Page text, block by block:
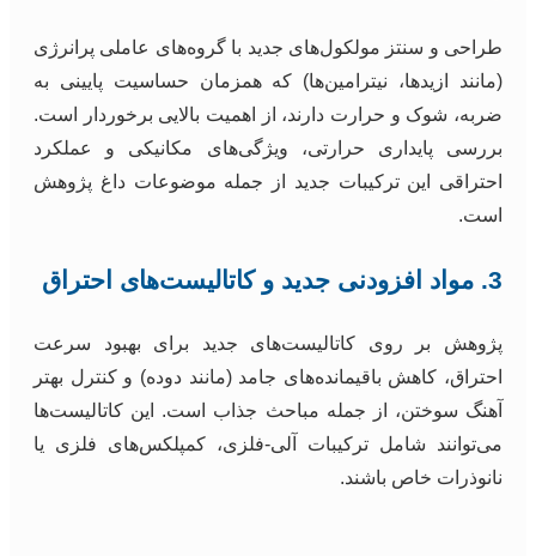
طراحی و سنتز مولکول‌های جدید با گروه‌های عاملی پرانرژی
(مانند ازیدها، نیترامین‌ها) که همزمان حساسیت پایینی به
ضربه، شوک و حرارت دارند، از اهمیت بالایی برخوردار است.
بررسی پایداری حرارتی، ویژگی‌های مکانیکی و عملکرد
احتراقی این ترکیبات جدید از جمله موضوعات داغ پژوهش
است.
3. مواد افزودنی جدید و کاتالیست‌های احتراق
پژوهش بر روی کاتالیست‌های جدید برای بهبود سرعت
احتراق، کاهش باقیمانده‌های جامد (مانند دوده) و کنترل بهتر
آهنگ سوختن، از جمله مباحث جذاب است. این کاتالیست‌ها
می‌توانند شامل ترکیبات آلی-فلزی، کمپلکس‌های فلزی یا
نانوذرات خاص باشند.